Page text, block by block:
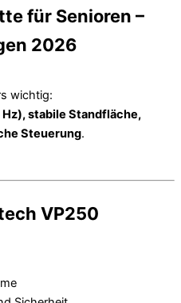
für Senioren –
2026
wichtig:
stabile Standfläche,
Steuerung.
VP250